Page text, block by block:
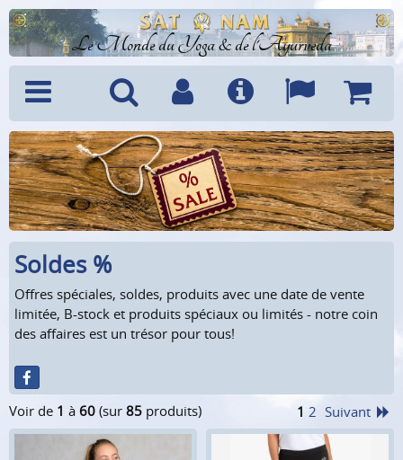
Le Monde du Yoga & de l'Ayurveda
Menu Recherche
CompteInfo LanguesPanier
Soldes %
Offres spéciales, soldes, produits avec une date de vente
limitée, B-stock et produits spéciaux ou limités - notre coin
des affaires est un trésor pour tous!
Voir de 1 à 60 (sur 85 produits) 1 2 Suivant